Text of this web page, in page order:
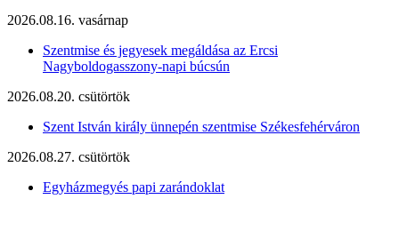
2026.08.16. vasárnap
Szentmise és jegyesek megáldása az Ercsi
Nagyboldogasszony-napi búcsún
2026.08.20. csütörtök
Szent István király ünnepén szentmise Székesfehérváron
2026.08.27. csütörtök
Egyházmegyés papi zarándoklat